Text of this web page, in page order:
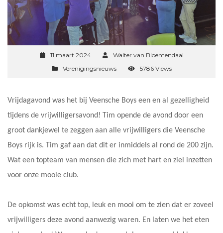
11 maart 2024
Walter van Bloemendaal
Verenigingsnieuws
5786 Views
Vrijdagavond was het bij Veensche Boys een en al gezelligheid
tijdens de vrijwilligersavond! Tim opende de avond door een
groot dankjewel te zeggen aan alle vrijwilligers die Veensche
Boys rijk is. Tim gaf aan dat dit er inmiddels al rond de 200 zijn.
Wat een topteam van mensen die zich met hart en ziel inzetten
voor onze mooie club.
De opkomst was echt top, leuk en mooi om te zien dat er zoveel
vrijwilligers deze avond aanwezig waren. En laten we het eten